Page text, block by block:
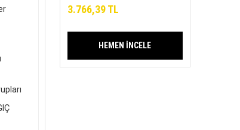
3.766,39 TL
HEMEN İNCELE